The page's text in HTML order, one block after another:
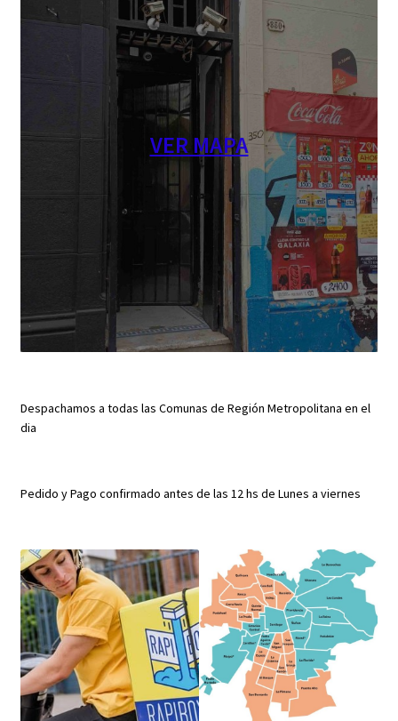
VER MAPA
Despachamos a todas las Comunas de Región Metropolitana en el
dia
Pedido y Pago confirmado antes de las 12 hs de Lunes a viernes